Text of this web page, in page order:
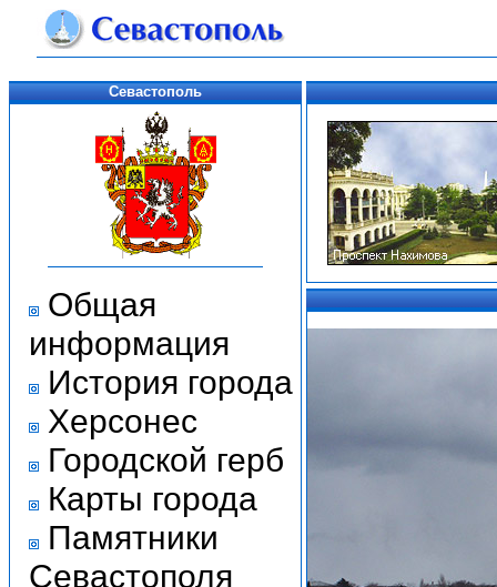
Севастополь
Общая
информация
История города
Херсонес
Городской герб
Карты города
Памятники
Севастополя